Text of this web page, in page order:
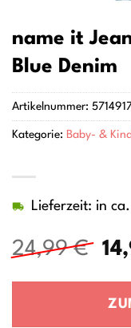
name it
Blue Denim
24,99€
Lieferzeit: in
Artikelnummer:
Kategorie: Baby- &